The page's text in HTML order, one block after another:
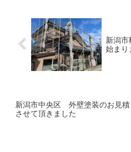
新潟
始まり
新潟市中央区 外壁塗装のお見積
させて頂きました